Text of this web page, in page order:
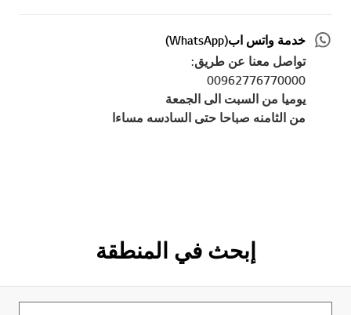
خدمة واتس اب(WhatsApp)
تواصل معنا عن طريق:
00962776770000
يوميا من السبت الى الجمعة
من الثامنه صباحا حتى السادسه مساءا
إبحث في المنطقة